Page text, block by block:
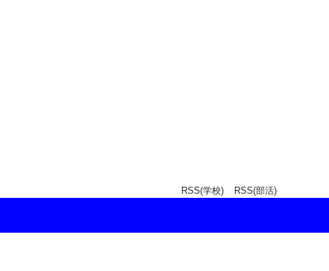
RSS(部活)
RSS(学校)